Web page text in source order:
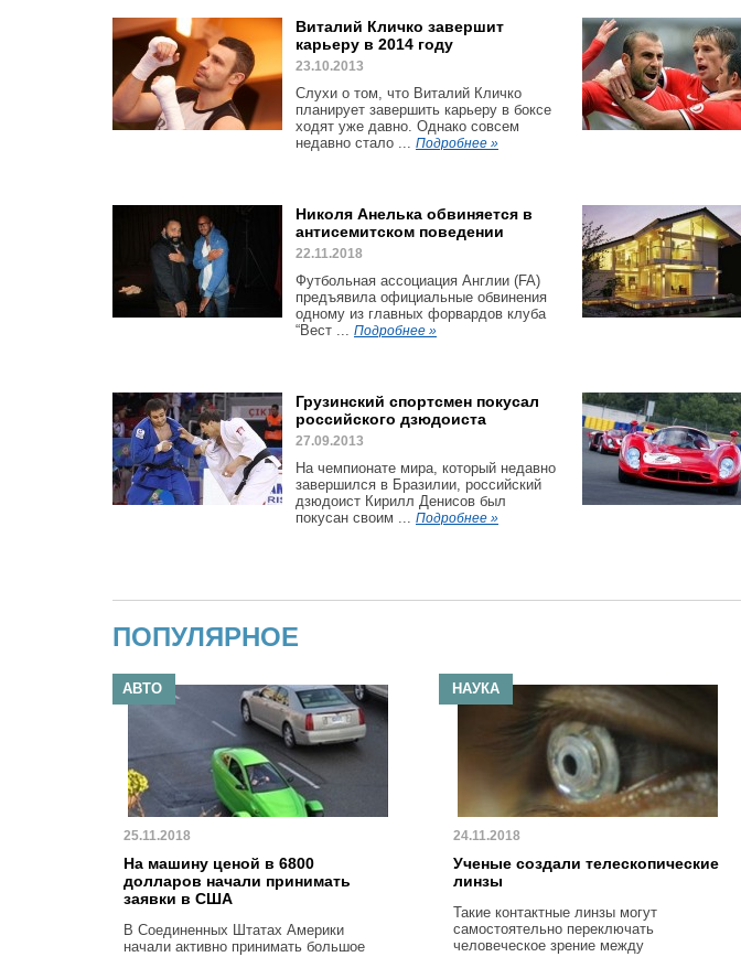
Виталий Кличко завершит
карьеру в 2014 году
23.10.2013
Слухи о том, что Виталий Кличко
планирует завершить карьеру в боксе
ходят уже давно. Однако совсем
недавно стало ... Подробнее »
Николя Анелька обвиняется в
антисемитском поведении
22.11.2018
Футбольная ассоциация Англии (FA)
предъявила официальные обвинения
одному из главных форвардов клуба
“Вест ... Подробнее »
Грузинский спортсмен покусал
российского дзюдоиста
27.09.2013
На чемпионате мира, который недавно
завершился в Бразилии, российский
дзюдоист Кирилл Денисов был
покусан своим ... Подробнее »
ПОПУЛЯРНОЕ
АВТО
25.11.2018
На машину ценой в 6800
долларов начали принимать
заявки в США
В Соединенных Штатах Америки
начали активно принимать большое
НАУКА
24.11.2018
Ученые создали телескопические
линзы
Такие контактные линзы могут
самостоятельно переключать
человеческое зрение между